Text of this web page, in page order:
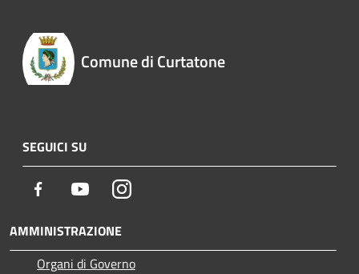
Comune di Curtatone
SEGUICI SU
Facebook YoutubeInstagram
AMMINISTRAZIONE
Organi di Governo